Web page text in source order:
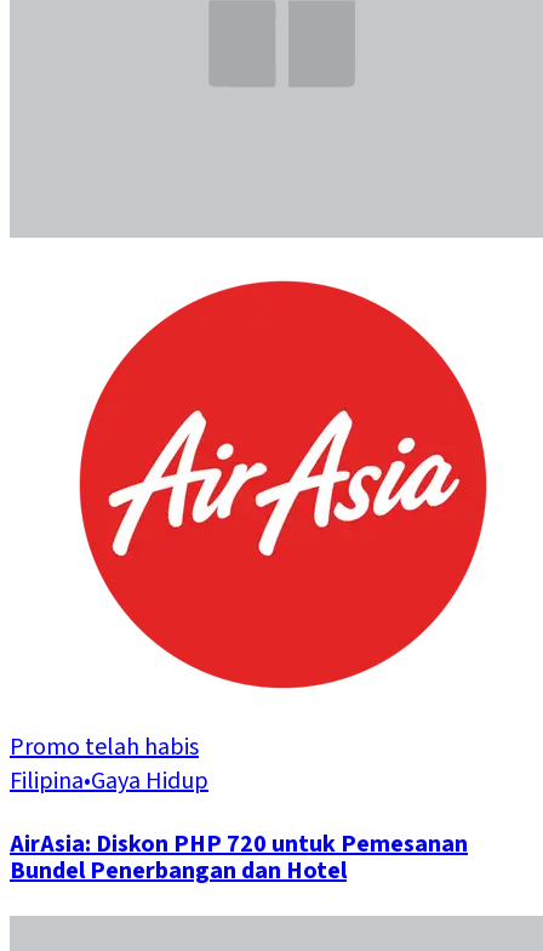
Promo telah habis
Filipina•Gaya Hidup
AirAsia: Diskon PHP 720 untuk Pemesanan
Bundel Penerbangan dan Hotel